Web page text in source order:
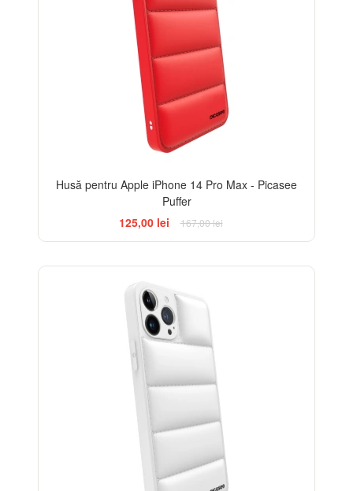
Husă pentru Apple iPhone 14 Pro Max - Picasee
Puffer
125,00 lei
167,00 lei